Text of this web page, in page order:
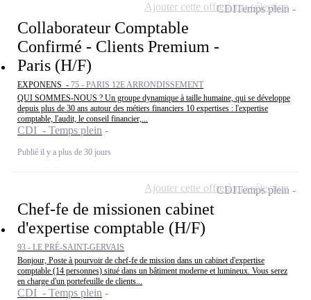
Collaborateur Comptable
Confirmé - Clients Premium -
Paris (H/F)
EXPONENS - 75 - PARIS 12E ARRONDISSEMENT
QUI SOMMES-NOUS ? Un groupe dynamique à taille humaine, qui se développe
depuis plus de 30 ans autour des métiers financiers 10 expertises : l'expertise
comptable, l'audit, le conseil financier,...
CDI - Temps plein
Publié il y a plus de 30 jours
CDITemps plein
Ajouter cette offre à ma sélection
Chef-fe de missionen cabinet
d'expertise comptable (H/F)
93 - LE PRÉ-SAINT-GERVAIS
Bonjour, Poste à pourvoir de chef-fe de mission dans un cabinet d'expertise
comptable (14 personnes) situé dans un bâtiment moderne et lumineux. Vous serez
en charge d'un portefeuille de clients...
CDI - Temps plein
CDITemps plein
Ajouter cette offre à ma sélection